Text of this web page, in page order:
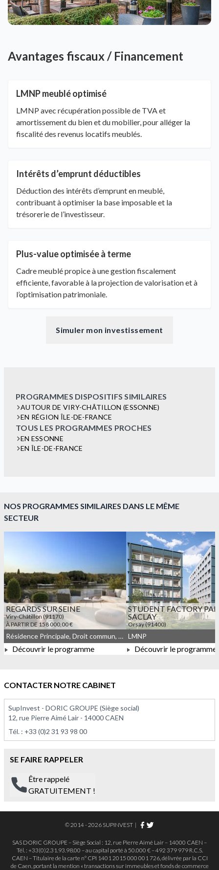
Avantages fiscaux / Financement
LMNP meublé optimisé
LMNP avec récupération possible de TVA et
amortissement du bien et du mobilier, pour alléger la
fiscalité des revenus locatifs meublés.
Intérêts d’emprunt déductibles
Déduction des intérêts d’emprunt en meublé,
contribuant à optimiser la base imposable et la
trésorerie de l’investisseur.
Plus-value optimisée à terme
Cadre meublé propice à une gestion fiscalement
efficiente, favorable à la projection de valorisation et à
l’optimisation patrimoniale.
Simuler mon investissement
PROGRAMMES DISPOSITIFS SIMILAIRES
AUTOUR DE VIRY-CHÂTILLON (ESSONNE)
EN RÉGION ÎLE-DE-FRANCE
TOUS LES PROGRAMMES PROCHES
EN ESSONNE
EN ÎLE-DE-FRANCE
NOS PROGRAMMES SIMILAIRES DANS LE MÊME
SECTEUR
REGARDS SUR SEINE
Viry-Châtillon (91170)
À PARTIR DE 158 000,00 €
À PARTIR DE 158 000,00 €
Résidence Principale, Droit commun, Meublé non géré, JEANBRUN
Découvrir le programme
STUDENT FACTORY
SACLAY
Orsay (91400)
LMNP
Découvrir le programme
CONTACTER NOTRE CABINET
SupInvest - DORIC GROUPE (Siège social)
12, rue Pierre Aimé Lair - 14000 CAEN
Tél. : +33 (0)2 31 93 98 00
SE FAIRE RAPPELER
Être rappelé
GRATUITEMENT !
© 2014 - 2026 SUPINVEST |
SAS DORIC GROUPE – Siège Social : 12, rue Pierre Aimé Lair – 14000 CAEN –
Tél. : +33(0)2.31.93.98.00 – au capital porté à 50.000 € – 492 379 979 R.C.S.
CAEN – Titulaire de la carte n° CPI 1401 2015 000 001 726, délivrée par la CCI
de Caen, portant la mention « transactions sur immeubles et fonds de commerce